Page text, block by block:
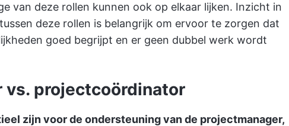
van deze rollen kunnen ook op elkaar lijken. Inzicht in
deze rollen is belangrijk om ervoor te zorgen dat
goed begrijpt en er geen dubbel werk wordt
vs. projectcoördinator
zijn voor de ondersteuning van de projectmanager,